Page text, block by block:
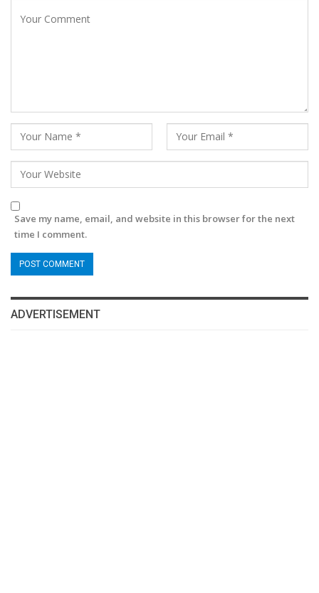
Save my name, email, and website in this browser for the next
time I comment.
ADVERTISEMENT